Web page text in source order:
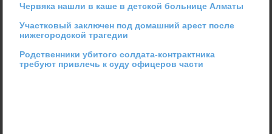
Червяка нашли в каше в детской больнице Алматы
Участковый заключен под домашний арест после
нижегородской трагедии
Родственники убитого солдата-контрактника
требуют привлечь к суду офицеров части